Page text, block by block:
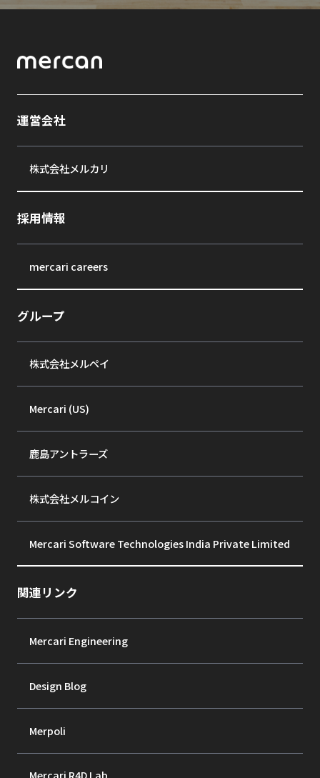
運営会社
株式会社メルカリ
採用情報
mercari careers
グループ
株式会社メルペイ
Mercari (US)
鹿島アントラーズ
株式会社メルコイン
Mercari Software Technologies India Private Limited
関連リンク
Mercari Engineering
Design Blog
Merpoli